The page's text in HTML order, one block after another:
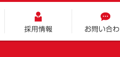
採用情報 お問い合わせ